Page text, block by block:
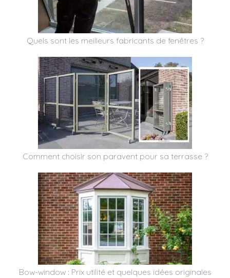
Quels sont les meilleurs fabricants de fenêtres ?
Comment choisir son paravent pour sa terrasse ?
Bow-window : Prix utilité et quelques idées originales